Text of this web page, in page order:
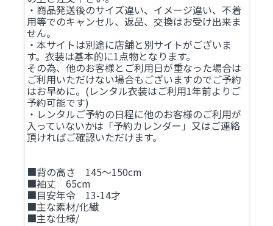
・商品発送後のサイズ違い、イメージ違い、不着
用等でのキャンセル、返品、交換はお受け出来ま
せん。
・本サイトは別途に店舗と別サイトがございま
す。衣装は基本的に1点物となります。
その為、他のお客様とご利用日が重なった場合は
ご利用いただけない場合もございますのでご予約
はお早めに。(レンタル衣装はご利用1年前よりご
予約可能です)
・レンタルご予約の日程に他のお客様のご利用が
入っていないかは「予約カレンダー」又はご連絡
頂ければご確認いただけます。
■背の高さ 145～150cm
■袖丈 65cm
■目安年令 13-14才
■主な素材/化繊
■主な仕様/